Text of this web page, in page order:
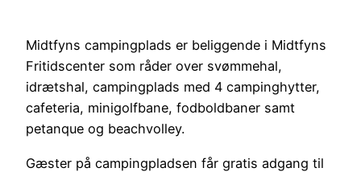
Midtfyns campingplads er beliggende i Midtfyns
Fritidscenter som råder over svømmehal,
idrætshal, campingplads med 4 campinghytter,
cafeteria, minigolfbane, fodboldbaner samt
petanque og beachvolley.
Gæster på campingpladsen får gratis adgang til